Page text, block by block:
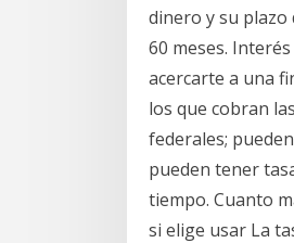
dinero y su plazo
60 meses.
acercarte a una
los que cobran
federales;
pueden tener
tiempo. Cuanto
si elige usar La